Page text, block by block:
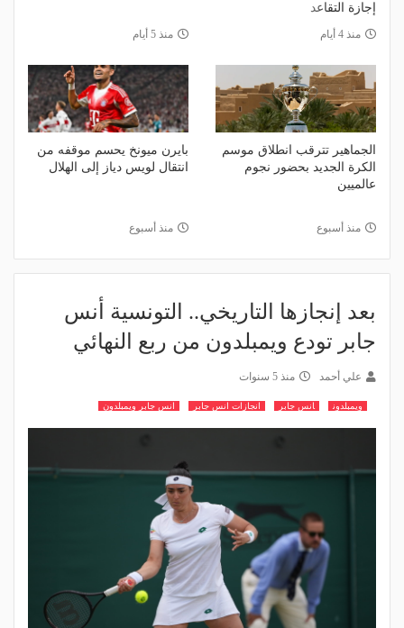
إجازة التقاعد
منذ 4 أيام منذ 5 أيام
الجماهير تترقب انطلاق موسم
الكرة الجديد بحضور نجوم
عالميين
منذ أسبوع
بايرن ميونخ يحسم موقفه من
انتقال لويس دياز إلى الهلال
منذ أسبوع
بعد إنجازها التاريخي.. التونسية أنس
جابر تودع ويمبلدون من ربع النهائي
علي أحمد منذ 5 سنوات
ويمبلدون انس جابر انجازات انس جابر انس جابر ويمبلدون